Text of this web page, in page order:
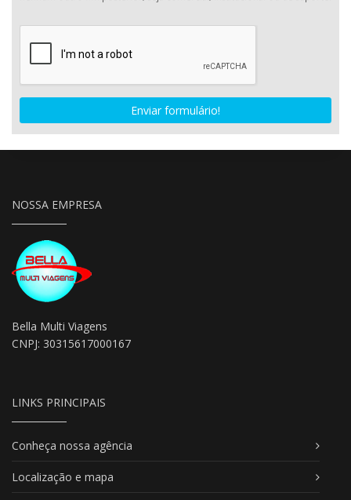
Enviar formulário!
NOSSA EMPRESA
Bella Multi Viagens
CNPJ: 30315617000167
LINKS PRINCIPAIS
Conheça nossa agência
Localização e mapa